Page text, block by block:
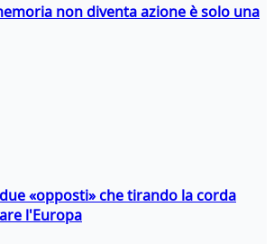
non diventa azione è solo una
«opposti» che tirando la corda
l'Europa